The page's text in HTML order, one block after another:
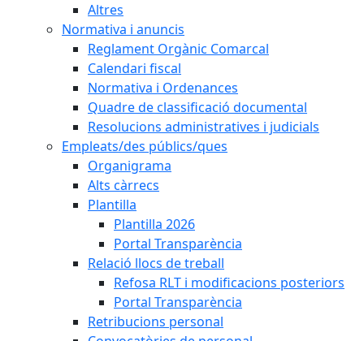
Altres
Normativa i anuncis
Reglament Orgànic Comarcal
Calendari fiscal
Normativa i Ordenances
Quadre de classificació documental
Resolucions administratives i judicials
Empleats/des públics/ques
Organigrama
Alts càrrecs
Plantilla
Plantilla 2026
Portal Transparència
Relació llocs de treball
Refosa RLT i modificacions posteriors
Portal Transparència
Retribucions personal